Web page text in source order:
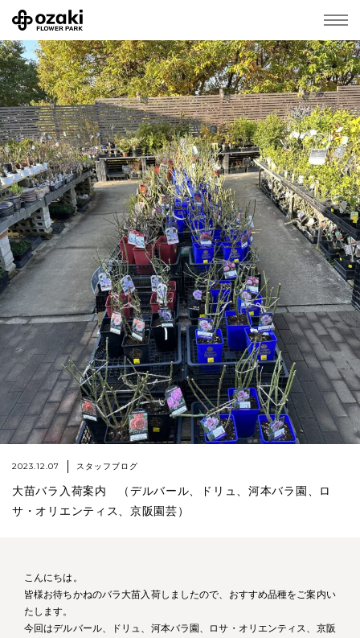
2023.12.07 スタッフブログ
大苗バラ入荷案内 （デルバール、ドリュ、河本バラ園、ロ
サ・オリエンティス、京阪園芸）
こんにちは。
皆様お待ちかねのバラ大苗入荷しましたので、おすすめ品種をご案内い
たします。
今回はデルバール、ドリュ、河本バラ園、ロサ・オリエンティス、京阪